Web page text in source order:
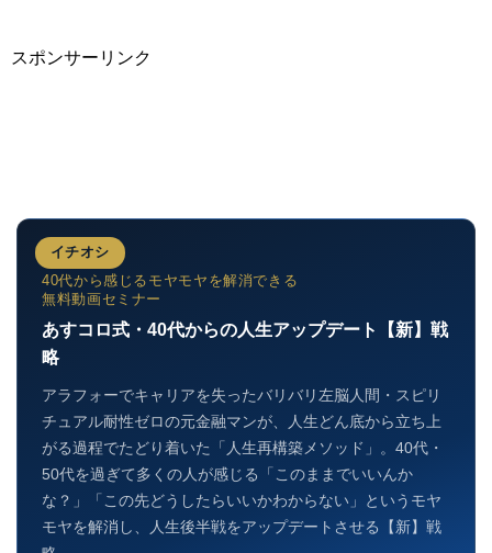
スポンサーリンク
イチオシ
40代から感じるモヤモヤを解消できる
無料動画セミナー
あすコロ式・40代からの人生アップデート【新】戦
略
アラフォーでキャリアを失ったバリバリ左脳人間・スピリ
チュアル耐性ゼロの元金融マンが、人生どん底から立ち上
がる過程でたどり着いた「人生再構築メソッド」。40代・
50代を過ぎて多くの人が感じる「このままでいいんか
な？」「この先どうしたらいいかわからない」というモヤ
モヤを解消し、人生後半戦をアップデートさせる【新】戦